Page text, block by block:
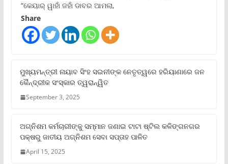
“କେୟାର୍ ୱାହାଁ ଜହାଁ ଡାବର ଆମଲା,
Share
ମୁଖ୍ୟମନ୍ତ୍ରୀ ନାୟାବ ସିଂହ ସଇନୀଙ୍କ ନେତୃତ୍ୱରେ ହରିୟାଣାରେ ଜନ
କୈନ୍ଦ୍ରୀକ ସଂସ୍କାର ତ୍ୱରାନ୍ୱିତ
September 3, 2025
ଅଗ୍ନିଶମ କର୍ମଚାରୀଙ୍କୁ ସମ୍ମାନ ଜଣାଇ ଟାଟା ଷ୍ଟିଲ କଳିଙ୍ଗନଗର
ପକ୍ଷରୁ ଜାତୀୟ ଅଗ୍ନିଶମ ସେବା ସପ୍ତାହ ପାଳିତ
April 15, 2025